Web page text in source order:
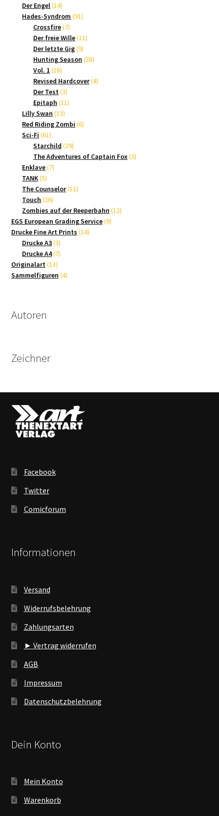
Der Engel 1414
Produkte
Hades-Syndrom 9191
Crossfire 77
Produkte
Der freie Wille 1111
Der letzte Gig 99
Produkte
Hunting Season 2828
Vol. 1 1818
Produkte
Revised Hardcover 44
Der Test 33
Produkte
Epitaph 1111
Lilly Swan 1313
Produkte
Red Riding Zombi 66
Sci-Fi 6161
Produkte
Starchild 2929
Produkte
The Adventures of Captain Fox 33
Enklave 77
TANK 55
Produkte
The Counselor 1111
Touch 2626
Produkte
Zombies auf der Reeperbahn 1212
EGS European Grading Service 99
Drucke Fine Art Prints 1414
Drucke A3 33
Produkte
Drucke A4 77
Originalart 1313
Produkte
Sammelfiguren 44
Autoren
Zeichner
Facebook
Twitter
Comicforum
Informationen
Versand
Widerrufsbelehrung
Zahlungsarten
► Vertrag widerrufen
AGB
Impressum
Datenschutzbelehrung
Dein Konto
Mein Konto
Warenkorb